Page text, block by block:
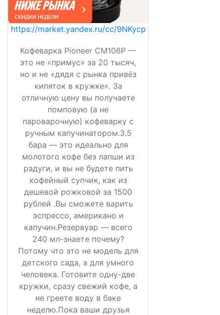
https://market.yandex.ru/cc/9NKycp
Кофеварка Pioneer CM106P —
это не «примус» за 20 тысяч,
но и не «дядя с рынка привёз
кипяток в кружке». За
отличную цену вы получаете
помповую (а не
пароварочную) кофеварку с
ручным капучинатором.3.5
бара — это идеально для
молотого кофе без лапши из
радуги, и вы не будете пить
кофейный супчик, как из
дешевой рожковой за 1500
рублей .Вы сможете варить
эспрессо, американо и
капучин.Резервуар — всего
240 мл-знаете почему?
Потому что это не модель для
детского сада, а для умного
человека. Готовите одну-две
кружки, сразу свежий кофе, а
не греете воду в баке
неделю.Пока ваши друзья